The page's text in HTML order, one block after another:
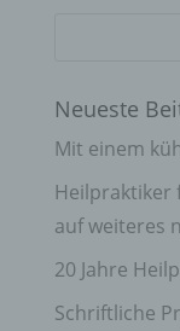
Neueste
Mit einem
Heilpraktiker
auf weiteres
20 Jahre
Schriftliche